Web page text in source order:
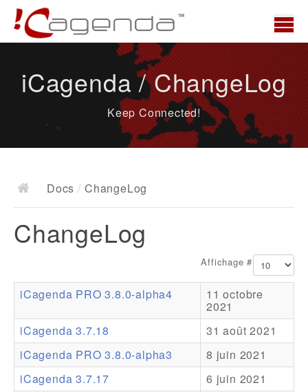
News
Docs
Documentation
Ressources
Addons
Theme Packs
Translation Packs
iCagenda / ChangeLog
Keep Connected!
Docs / ChangeLog
ChangeLog
Affichage #
iCagenda PRO 3.8.0-alpha4 11 octobre
2021
iCagenda 3.7.18
31 août 2021
iCagenda PRO 3.8.0-alpha3
8 juin 2021
iCagenda 3.7.17
6 juin 2021